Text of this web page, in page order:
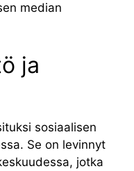
median
ja
sosiaalisen
Se on levinnyt
jotka